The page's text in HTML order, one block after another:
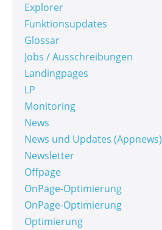
Explorer
Funktionsupdates
Glossar
Jobs / Ausschreibungen
Landingpages
LP
Monitoring
News
News und Updates (Appnews)
Newsletter
Offpage
OnPage-Optimierung
OnPage-Optimierung
Optimierung